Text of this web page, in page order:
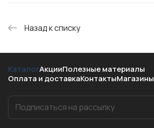
Назад к списку
КаталогАкцииПолезные материалы
Оплата и доставкаКонтактыМагазины